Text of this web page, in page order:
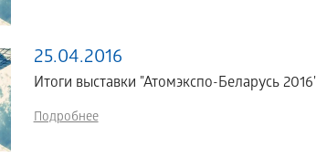
25.04.2016
Итоги выставки "Атомэкспо-Беларусь
Подробнее